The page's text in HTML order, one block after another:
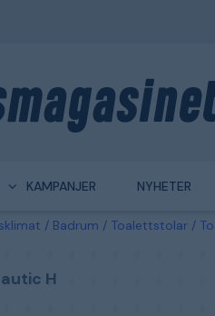
KAMPANJER NYHETER
Badrum Toalettstolar
H